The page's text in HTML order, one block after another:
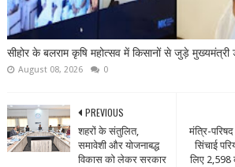
सीहोर के बलराम कृषि महोत्सव में किसानों से जुड़े मुख्यमंत्री
August 08, 2026 0
मंत्रि-
सिंचाई
लिए 2,598
PREVIOUS
शहरों के संतुलित,
समावेशी और योजनाबद्ध
विकास को लेकर सरकार